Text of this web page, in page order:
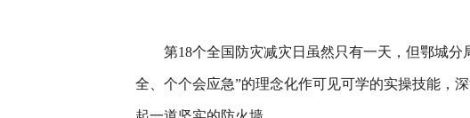
第18个全国防灾减灾日虽然只有一天，但鄂城分
全、个个会应急”的理念化作可见可学的实操技能，